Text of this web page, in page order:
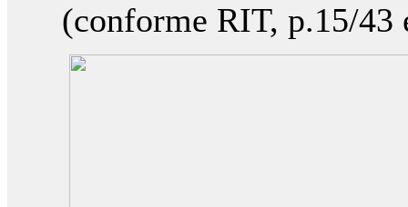
(conforme RIT, p.15/43